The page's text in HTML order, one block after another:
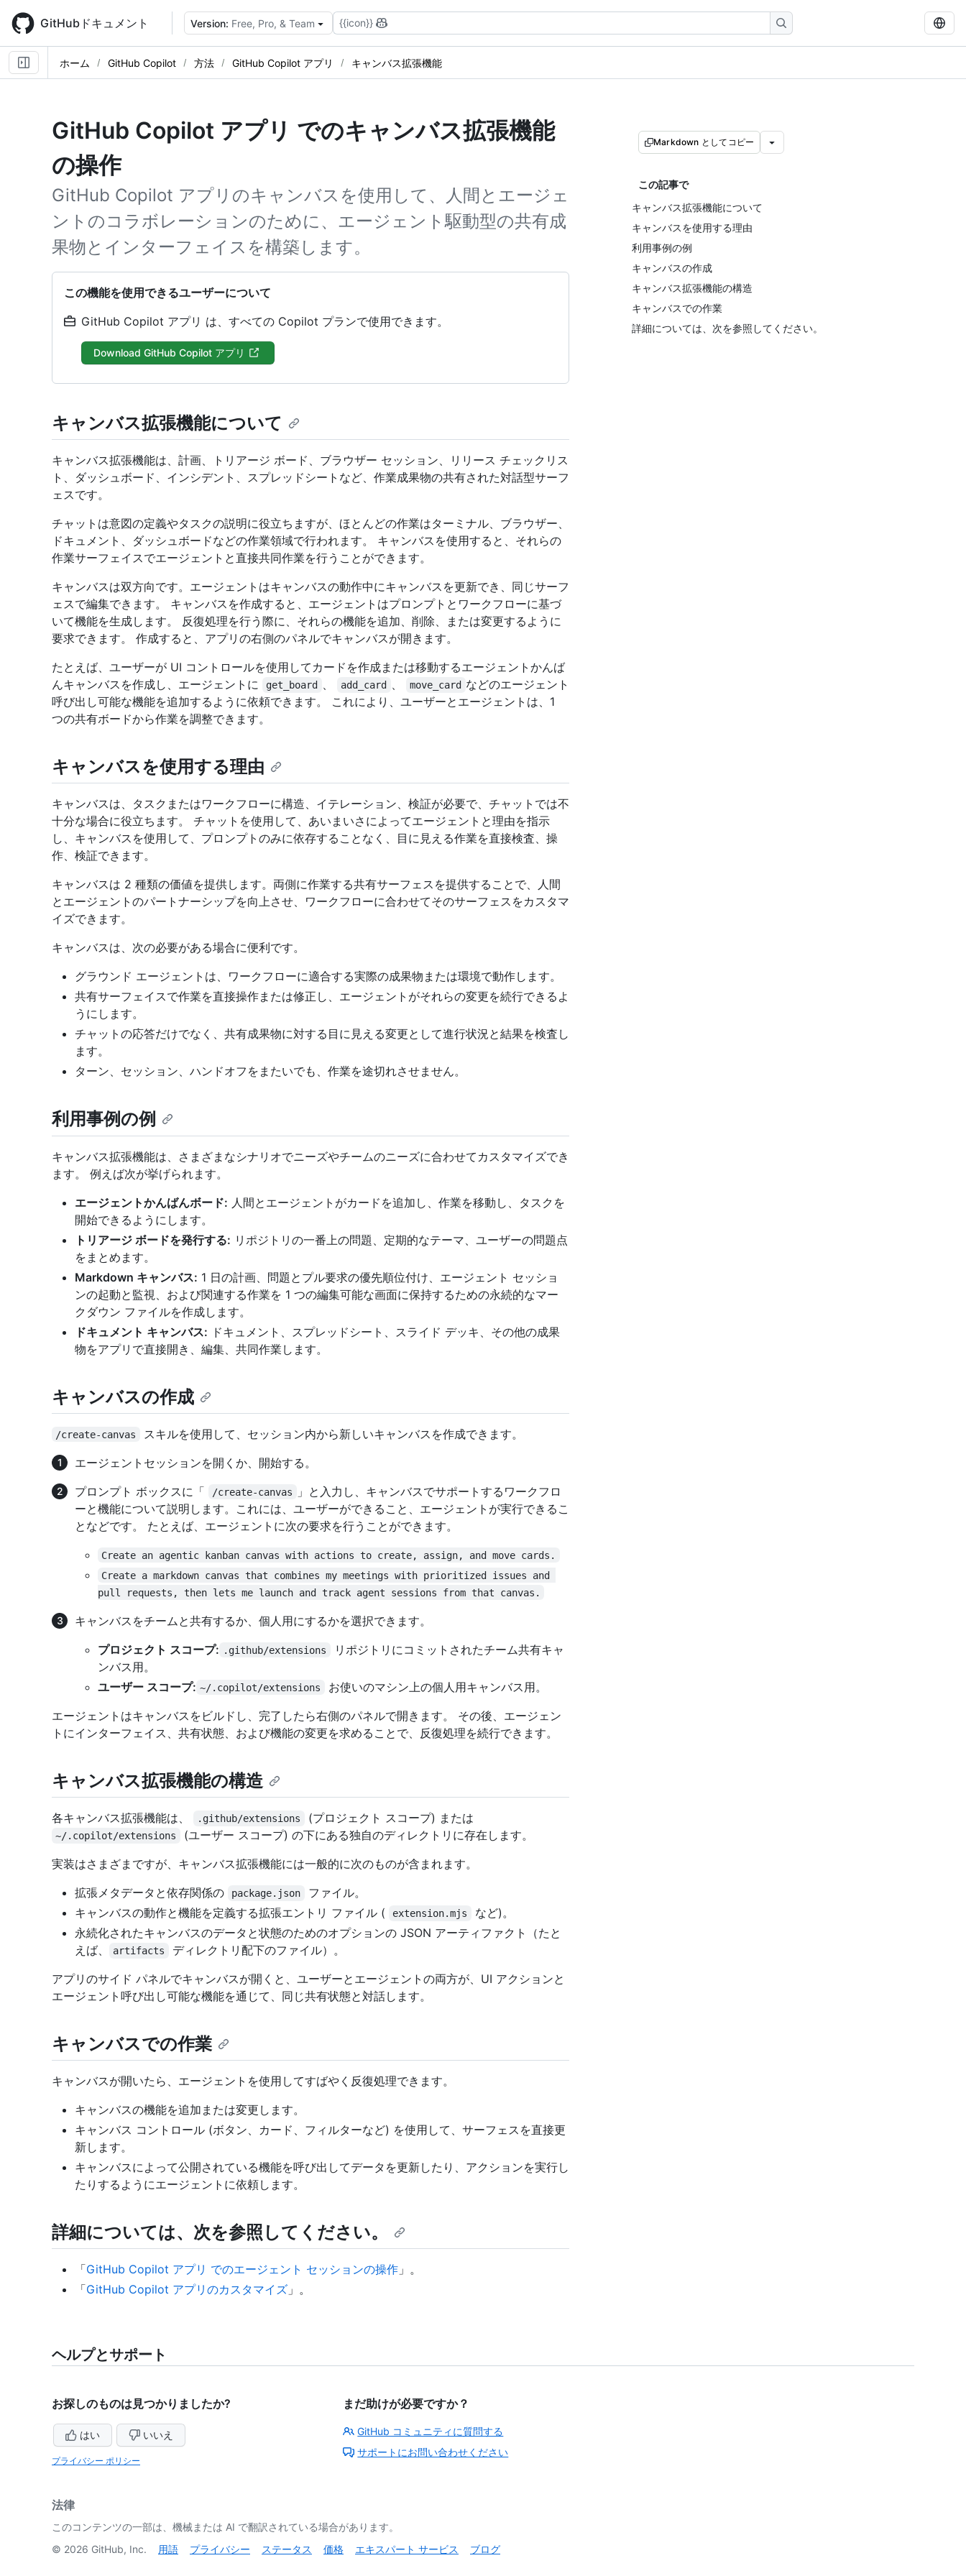
main
content
GitHubドキュメント Version: Free, Pro, & Team {{icon}}
ホーム GitHub Copilot 方法 GitHub Copilot アプリ キャンバス拡張機能
GitHub Copilot アプリ でのキャンバス拡張機能
の操作
GitHub Copilot アプリのキャンバスを使用して、人間とエージェ
ントのコラボレーションのために、エージェント駆動型の共有成
果物とインターフェイスを構築します。
この機能を使用できるユーザーについて
GitHub Copilot アプリ は、すべての Copilot プランで使用できます。
Download GitHub Copilot アプリ
Markdown としてコピー
この記事で
キャンバス拡張機能について
キャンバスを使用する理由
利用事例の例
キャンバスの作成
キャンバス拡張機能の構造
キャンバスでの作業
詳細については、次を参照してください。
キャンバス拡張機能について
キャンバス拡張機能は、計画、トリアージ ボード、ブラウザー セッション、リリース チェックリス
ト、ダッシュボード、インシデント、スプレッドシートなど、作業成果物の共有された対話型サーフ
ェスです。
チャットは意図の定義やタスクの説明に役立ちますが、ほとんどの作業はターミナル、ブラウザー、
ドキュメント、ダッシュボードなどの作業領域で行われます。 キャンバスを使用すると、それらの
作業サーフェイスでエージェントと直接共同作業を行うことができます。
キャンバスは双方向です。エージェントはキャンバスの動作中にキャンバスを更新でき、同じサーフ
ェスで編集できます。 キャンバスを作成すると、エージェントはプロンプトとワークフローに基づ
いて機能を生成します。 反復処理を行う際に、それらの機能を追加、削除、または変更するように
要求できます。 作成すると、アプリの右側のパネルでキャンバスが開きます。
たとえば、ユーザーが UI コントロールを使用してカードを作成または移動するエージェントかんば
んキャンバスを作成し、エージェントに
get_board 、 add_card 、 move_card などのエージェント
呼び出し可能な機能を追加するように依頼できます。 これにより、ユーザーとエージェントは、1
つの共有ボードから作業を調整できます。
キャンバスを使用する理由
キャンバスは、タスクまたはワークフローに構造、イテレーション、検証が必要で、チャットでは不
十分な場合に役立ちます。 チャットを使用して、あいまいさによってエージェントと理由を指示
し、キャンバスを使用して、プロンプトのみに依存することなく、目に見える作業を直接検査、操
作、検証できます。
キャンバスは 2 種類の価値を提供します。両側に作業する共有サーフェスを提供することで、人間
とエージェントのパートナーシップを向上させ、ワークフローに合わせてそのサーフェスをカスタマ
イズできます。
キャンバスは、次の必要がある場合に便利です。
グラウンド エージェントは、ワークフローに適合する実際の成果物または環境で動作します。
共有サーフェイスで作業を直接操作または修正し、エージェントがそれらの変更を続行できるよ
うにします。
チャットの応答だけでなく、共有成果物に対する目に見える変更として進行状況と結果を検査し
ます。
ターン、セッション、ハンドオフをまたいでも、作業を途切れさせません。
利用事例の例
キャンバス拡張機能は、さまざまなシナリオでニーズやチームのニーズに合わせてカスタマイズでき
ます。 例えば次が挙げられます。
エージェントかんばんボード: 人間とエージェントがカードを追加し、作業を移動し、タスクを
開始できるようにします。
トリアージ ボードを発行する: リポジトリの一番上の問題、定期的なテーマ、ユーザーの問題点
をまとめます。
Markdown キャンバス: 1 日の計画、問題とプル要求の優先順位付け、エージェント セッショ
ンの起動と監視、および関連する作業を 1 つの編集可能な画面に保持するための永続的なマー
クダウン ファイルを作成します。
ドキュメント キャンバス: ドキュメント、スプレッドシート、スライド デッキ、その他の成果
物をアプリで直接開き、編集、共同作業します。
キャンバスの作成
/create-canvas
スキルを使用して、セッション内から新しいキャンバスを作成できます。
エージェントセッションを開くか、開始する。
プロンプト ボックスに「
/create-canvas
」と入力し、キャンバスでサポートするワークフロ
ーと機能について説明します。これには、ユーザーができること、エージェントが実行できるこ
となどです。 たとえば、エージェントに次の要求を行うことができます。
Create an agentic kanban canvas with actions to create, assign, and move cards.
Create a markdown canvas that combines my meetings with prioritized issues and
pull requests, then lets me launch and track agent sessions from that canvas.
キャンバスをチームと共有するか、個人用にするかを選択できます。
プロジェクト スコープ: .github/extensions
リポジトリにコミットされたチーム共有キャ
ンバス用。
ユーザー スコープ: ~/.copilot/extensions
お使いのマシン上の個人用キャンバス用。
エージェントはキャンバスをビルドし、完了したら右側のパネルで開きます。 その後、エージェン
トにインターフェイス、共有状態、および機能の変更を求めることで、反復処理を続行できます。
キャンバス拡張機能の構造
各キャンバス拡張機能は、 .github/extensions (プロジェクト スコープ) または
~/.copilot/extensions
(ユーザー スコープ) の下にある独自のディレクトリに存在します。
実装はさまざまですが、キャンバス拡張機能には一般的に次のものが含まれます。
拡張メタデータと依存関係の
package.json
ファイル。
キャンバスの動作と機能を定義する拡張エントリ ファイル (
extension.mjs
など)。
永続化されたキャンバスのデータと状態のためのオプションの JSON アーティファクト（たと
えば、
artifacts
ディレクトリ配下のファイル）。
アプリのサイド パネルでキャンバスが開くと、ユーザーとエージェントの両方が、UI アクションと
エージェント呼び出し可能な機能を通じて、同じ共有状態と対話します。
キャンバスでの作業
キャンバスが開いたら、エージェントを使用してすばやく反復処理できます。
キャンバスの機能を追加または変更します。
キャンバス コントロール (ボタン、カード、フィルターなど) を使用して、サーフェスを直接更
新します。
キャンバスによって公開されている機能を呼び出してデータを更新したり、アクションを実行し
たりするようにエージェントに依頼します。
詳細については、次を参照してください。
「GitHub Copilot アプリ でのエージェント セッションの操作 」。
「GitHub Copilot アプリのカスタマイズ 」。
ヘルプとサポート
お探しのものは見つかりましたか?
はい いいえ
プライバシー ポリシー
まだ助けが必要ですか？
GitHub コミュニティに質問する
サポートにお問い合わせください
法律
このコンテンツの一部は、機械または AI で翻訳されている場合があります。
© 2026 GitHub, Inc. 用語 プライバシー ステータス 価格 エキスパート サービス ブログ